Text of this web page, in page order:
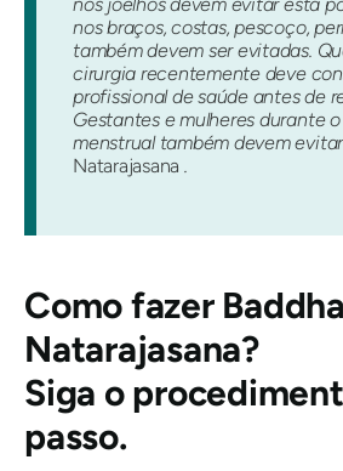
nos braços, costas, pescoço,
também devem ser evitadas.
cirurgia recentemente deve
profissional de saúde antes de
Gestantes e mulheres durante
menstrual também devem
Natarajasana .
Como fazer Baddha
Natarajasana?
Siga o
passo.